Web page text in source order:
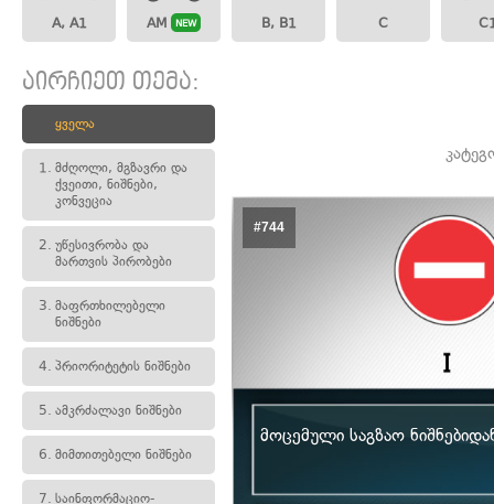
A, A1 AM NEW B, B1 C
აირჩიეთ თემა:
ყველა
1. მძღოლი, მგზავრი და
ქვეითი, ნიშნები,
კონვეცია
2. უწესივრობა და
მართვის პირობები
3. მაფრთხილებელი
ნიშნები
4. პრიორიტეტის ნიშნები
5. ამკრძალავი ნიშნები
6. მიმთითებელი ნიშნები
7. საინფორმაციო-
#744
მოცემული საგზაო